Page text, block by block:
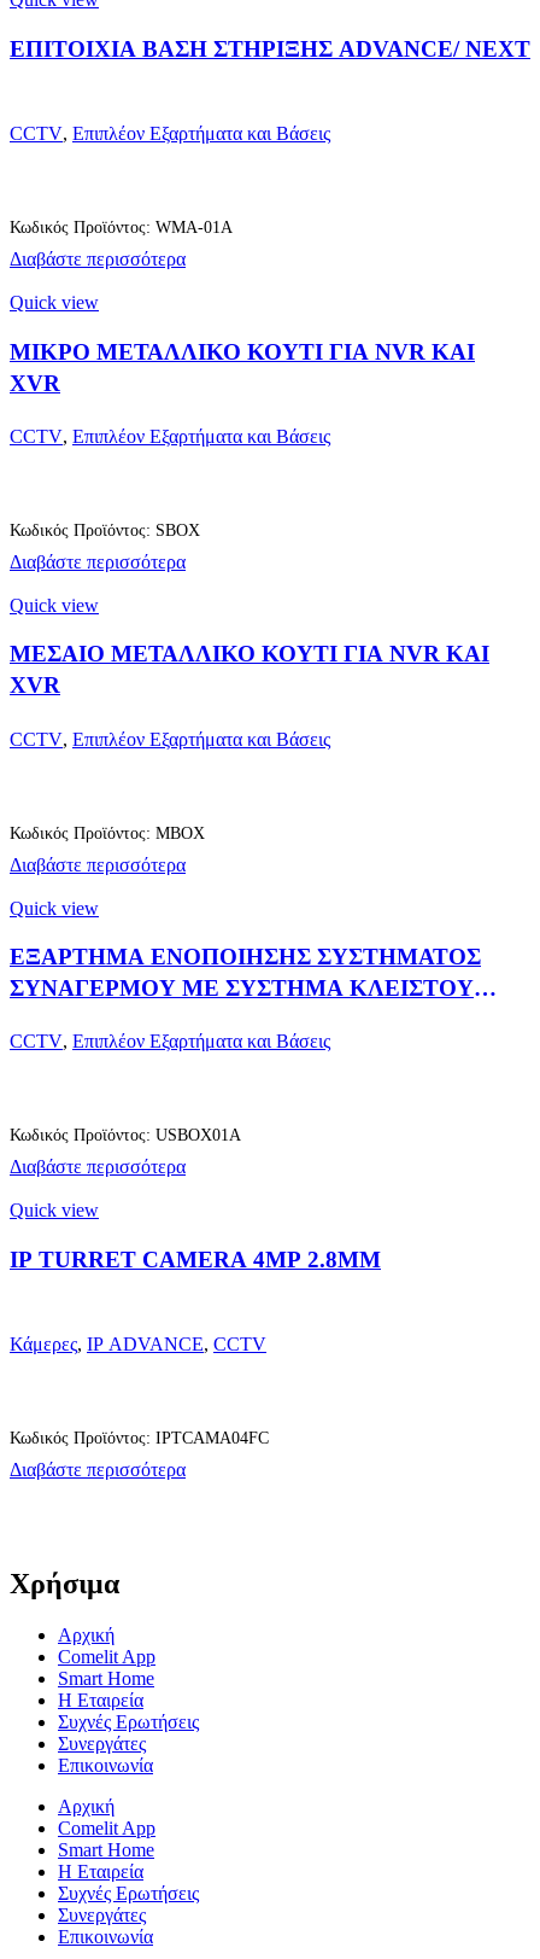
ΕΠΙΤΟΙΧΙΑ ΒΑΣΗ ΣΤΗΡΙΞΗΣ ADVANCE/ NEXT
CCTV, Επιπλέον Εξαρτήματα και Βάσεις
Διαβάστε περισσότερα
Κωδικός Προϊόντος: WMA-01A
Quick view
ΜΙΚΡΟ ΜΕΤΑΛΛΙΚΟ ΚΟΥΤΙ ΓΙΑ NVR ΚΑΙ
XVR
CCTV, Επιπλέον Εξαρτήματα και Βάσεις
Διαβάστε περισσότερα
Κωδικός Προϊόντος: SBOX
Quick view
ΜΕΣΑΙΟ ΜΕΤΑΛΛΙΚΟ ΚΟΥΤΙ ΓΙΑ NVR ΚΑΙ
XVR
CCTV, Επιπλέον Εξαρτήματα και Βάσεις
Διαβάστε περισσότερα
Κωδικός Προϊόντος: MBOX
Quick view
ΕΞΑΡΤΗΜΑ ΕΝΟΠΟΙΗΣΗΣ ΣΥΣΤΗΜΑΤΟΣ
ΣΥΝΑΓΕΡΜΟΥ ΜΕ ΣΥΣΤΗΜΑ ΚΛΕΙΣΤΟΥ
CCTV, Επιπλέον Εξαρτήματα και Βάσεις
Διαβάστε περισσότερα
Κωδικός Προϊόντος: USBOX01A
Quick view
IP TURRET CAMERA 4MP 2.8MM
Κάμερες, IP ADVANCE, CCTV
Διαβάστε περισσότερα
Κωδικός Προϊόντος: IPTCAMA04FC
Χρήσιμα
Αρχική
Comelit App
Smart Home
Η Εταιρεία
Συχνές Ερωτήσεις
Συνεργάτες
Επικοινωνία
Αρχική
Comelit App
Smart Home
Η Εταιρεία
Συχνές Ερωτήσεις
Συνεργάτες
Επικοινωνία